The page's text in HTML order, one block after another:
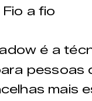
a fio
é a
pessoas
mais